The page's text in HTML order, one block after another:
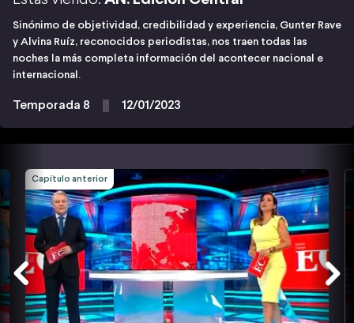
Sinónimo de objetividad, credibilidad y experiencia, Gunter Rave
y Alvina Ruíz, reconocidos periodistas, nos traen todas las
noches la más completa información del acontecer nacional e
internacional.
Temporada 8 12/01/2023
Capítulo anterior